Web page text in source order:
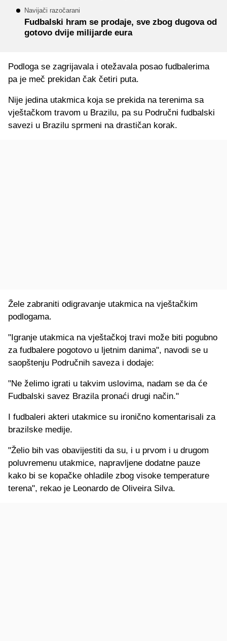
Navijači razočarani
Fudbalski hram se prodaje, sve zbog dugova od
gotovo dvije milijarde eura
Podloga se zagrijavala i otežavala posao fudbalerima
pa je meč prekidan čak četiri puta.
Nije jedina utakmica koja se prekida na terenima sa
vještačkom travom u Brazilu, pa su Područni fudbalski
savezi u Brazilu sprmeni na drastičan korak.
Žele zabraniti odigravanje utakmica na vještačkim
podlogama.
"Igranje utakmica na vještačkoj travi može biti pogubno
za fudbalere pogotovo u ljetnim danima", navodi se u
saopštenju Područnih saveza i dodaje:
"Ne želimo igrati u takvim uslovima, nadam se da će
Fudbalski savez Brazila pronaći drugi način."
I fudbaleri akteri utakmice su ironično komentarisali za
brazilske medije.
"Želio bih vas obavijestiti da su, i u prvom i u drugom
poluvremenu utakmice, napravljene dodatne pauze
kako bi se kopačke ohladile zbog visoke temperature
terena", rekao je Leonardo de Oliveira Silva.